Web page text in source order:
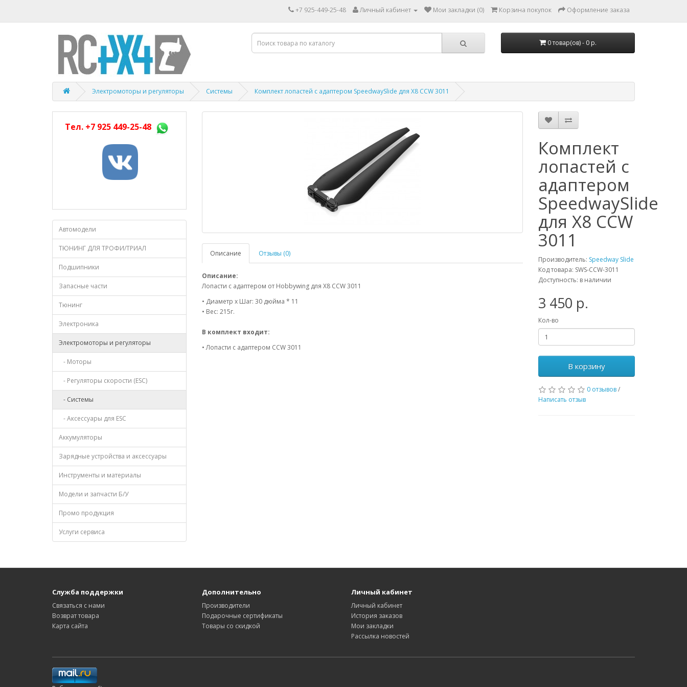
+7 925-449-25-48 Личный кабинет Мои закладки (0) Корзина покупок Оформление заказа
0 товар(ов) - 0 р.
Электромоторы и регуляторы Системы Комплект лопастей с адаптером SpeedwaySlide для X8 CCW 3011
Тел. +7 925 449-25-48
Автомодели
ТЮНИНГ ДЛЯ ТРОФИ/ТРИАЛ
Подшипники
Запасные части
Тюнинг
Электроника
Электромоторы и регуляторы
- Моторы
- Регуляторы скорости (ESC)
- Системы
- Аксессуары для ESC
Аккумуляторы
Зарядные устройства и аксессуары
Инструменты и материалы
Модели и запчасти Б/У
Промо продукция
Услуги сервиса
Описание Отзывы (0)
Описание:
Лопасти с адаптером от Hobbywing для X8 CCW 3011
• Диаметр x Шаг: 30 дюйма * 11
• Вес: 215г.
В комплект входит:
• Лопасти с адаптером CCW 3011
Комплект
лопастей с
адаптером
SpeedwaySlide
для X8 CCW
3011
Производитель: Speedway Slide
Код товара: SWS-CCW-3011
Доступность: в наличии
3 450 р.
Кол-во
В корзину
0 отзывов/
Написать отзыв
Служба поддержки
Связаться с нами
Возврат товара
Карта сайта
Дополнительно
Производители
Подарочные сертификаты
Товары со скидкой
Личный кабинет
Личный кабинет
История заказов
Мои закладки
Рассылка новостей